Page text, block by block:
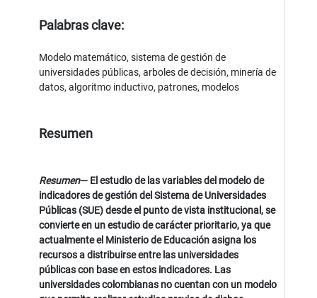
Palabras clave:
Modelo matemático, sistema de gestión de
universidades públicas, arboles de decisión, minería de
datos, algoritmo inductivo, patrones, modelos
Resumen
Resumen— El estudio de las variables del modelo de
indicadores de gestión del Sistema de Universidades
Públicas (SUE) desde el punto de vista institucional, se
convierte en un estudio de carácter prioritario, ya que
actualmente el Ministerio de Educación asigna los
recursos a distribuirse entre las universidades
públicas con base en estos indicadores. Las
universidades colombianas no cuentan con un modelo